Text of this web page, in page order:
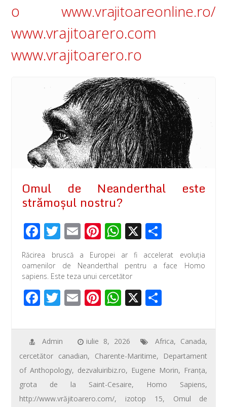
o
www.vrajitoareonline.ro/
www.vrajitoarero.com
www.vrajitoarero.ro
Omul de Neanderthal este
strămoşul nostru?
F
ac
e
b
o
o
k
T
wi
tt
er
E
m
ail
Pi
nt
er
e
st
W
at
s
A
p
p
X
ar
ta
Răcirea bruscă a Europei ar fi accelerat evoluţia
oamenilor de Neanderthal pentru a face Homo
sapiens. Este teza unui cercetător
F
e
b
o
o
k
T
tt
er
E
ail
Pi
er
e
st
W
at
s
A
p
p
X
ta
je
az
ă
Admin iulie 8, 2026 Africa, Canada,
cercetător canadian, Charente-Maritime, Departament
of Anthopology, dezvaluiribiz.ro, Eugene Morin, Franţa,
grota de la Saint-Cesaire, Homo Sapiens,
http://www.vrăjitoarero.com/, izotop 15, Omul de